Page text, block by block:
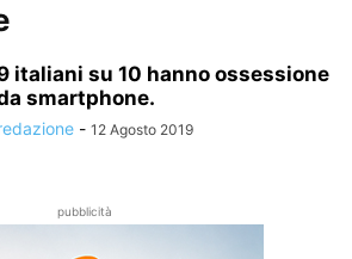
italiani su 10 hanno ossessione
smartphone.
- 12 Agosto 2019
pubblicità